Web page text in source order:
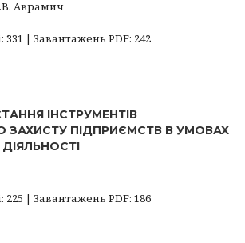
Аврамич
331 | Завантажень PDF: 242
ІНСТРУМЕНТІВ
ЗАХИСТУ ПІДПРИЄМСТВ В УМОВАХ
225 | Завантажень PDF: 186